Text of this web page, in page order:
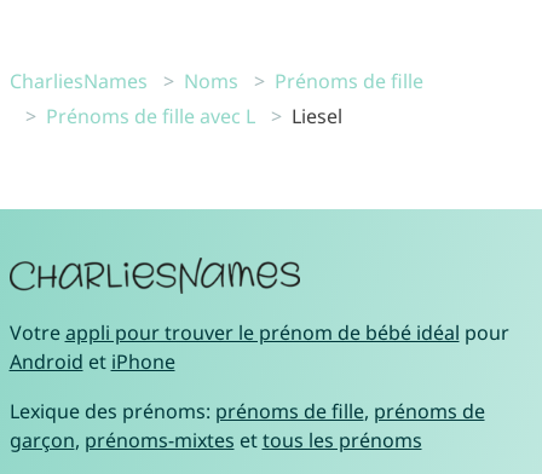
CharliesNames Noms
Prénoms de fille
Prénoms de fille avec L
Liesel
Votreappli pour trouver le prénom de bébé idéal pour
Android et iPhone
Lexique des prénoms: prénoms de fille, prénoms de
garçon, prénoms-mixtes ettous les prénoms